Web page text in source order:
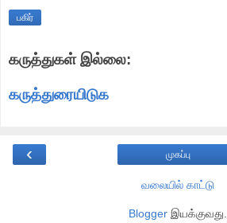
பகிர்
கருத்துகள் இல்லை:
கருத்துரையிடுக
‹ முகப்பு
வலையில் காட்டு
Blogger இயக்குவது.